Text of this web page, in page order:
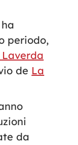
periodo,
de La
da